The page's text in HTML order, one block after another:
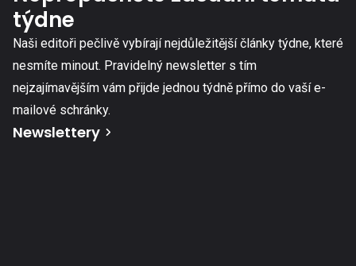
týdne
Naši editoři pečlivě vybírají nejdůležitější články týdne, které
nesmíte minout. Pravidelný newsletter s tím
nejzajímavějším vám přijde jednou týdně přímo do vaší e-
mailové schránky.
Newslettery